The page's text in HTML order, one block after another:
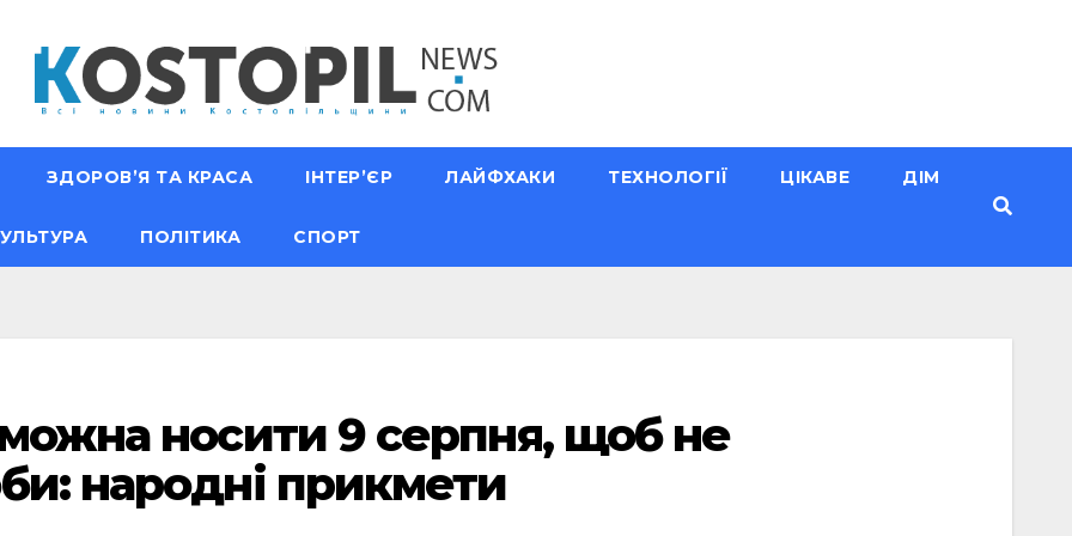
ЗДОРОВ’Я ТА КРАСА ІНТЕР’ЄР ЛАЙФХАКИ ТЕХНОЛОГІЇ ЦІКАВЕ ДІМ
ПОЛІТИКА СПОРТ
носити 9 серпня, щоб не
народні прикмети